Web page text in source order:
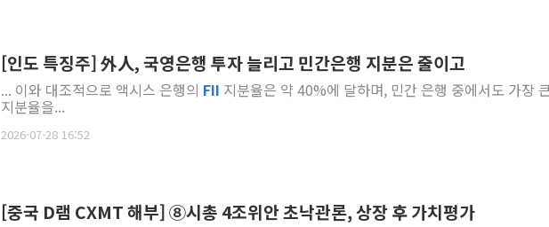
한패스, 월 송금 60만건 돌
李대통령 "청소년 SNS
[인도 특징주] 外人, 국영은행 투자 늘리고 민간은행 지분은 줄이고
... 이와 대조적으로 액시스 은행의 FII 지분율은 약 40%에 달하며, 민간 은행 중에서도 가장
지분율을...
2026-07-28 16:52
[중국 D램 CXMT 해부] ⑧시총 4조위안 초낙관론, 상장 후 가치평가